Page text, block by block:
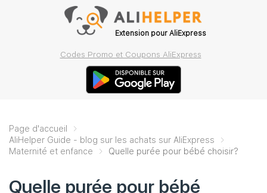
Extension pour AliExpress
Codes Promo et Coupons AliExpress
Page d'accueil
AliHelper Guide - blog sur les achats sur AliExpress
Maternité et enfance
Quelle purée pour bébé choisir?
Quelle purée pour bébé